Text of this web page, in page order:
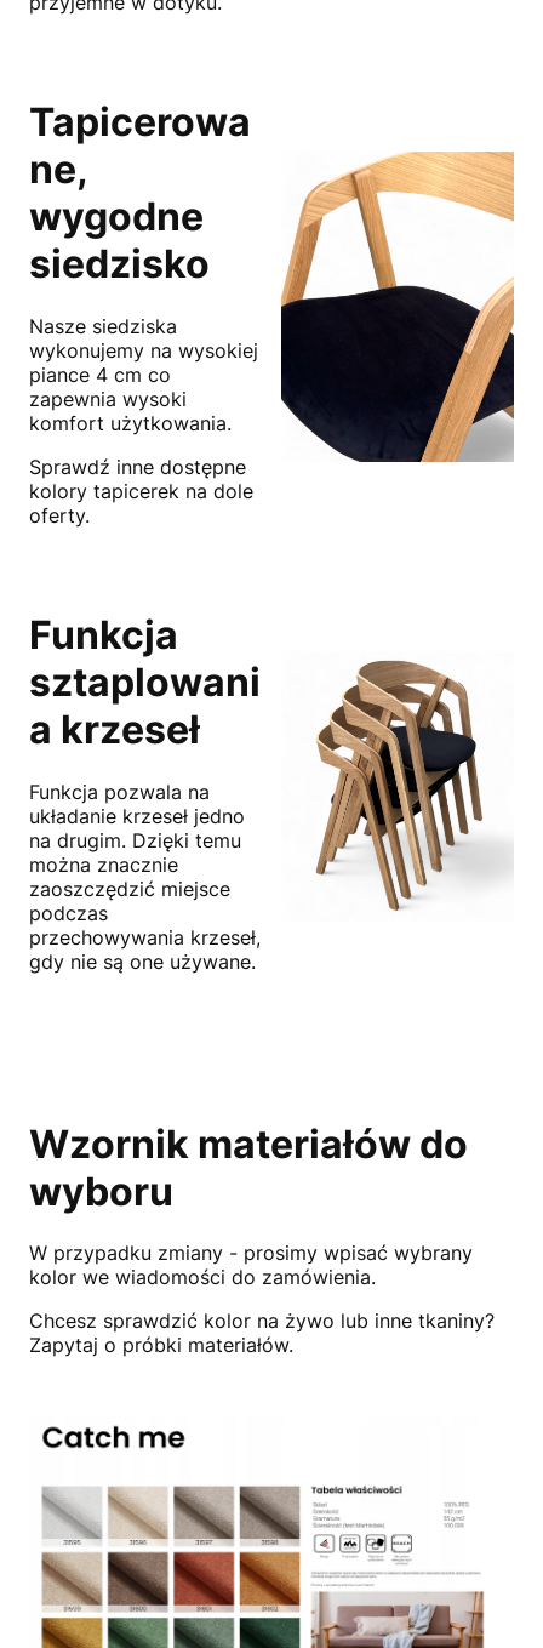
Tapicerowa
ne,
wygodne
siedzisko
Nasze siedziska
wykonujemy na wysokiej
piance 4 cm co
zapewnia wysoki
komfort użytkowania.
Sprawdź inne dostępne
kolory tapicerek na dole
oferty.
Funkcja
sztaplowani
a krzeseł
Funkcja pozwala na
układanie krzeseł jedno
na drugim. Dzięki temu
można znacznie
zaoszczędzić miejsce
podczas
przechowywania krzeseł,
gdy nie są one używane.
Wzornik materiałów do
wyboru
W przypadku zmiany - prosimy wpisać wybrany
kolor we wiadomości do zamówienia.
Chcesz sprawdzić kolor na żywo lub inne tkaniny?
Zapytaj o próbki materiałów.